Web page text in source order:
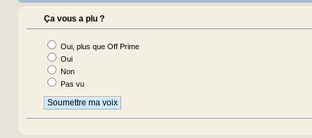
Ça vous a plu ?
Oui, plus que Off Prime
Oui
Non
Pas vu